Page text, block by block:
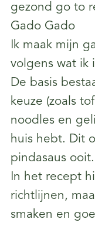
gezond go to
Gado Gado
Ik maak mijn
volgens wat ik
De basis
keuze (zoals
noodles en
huis hebt. Dit
pindasaus ooit.
In het recept
richtlijnen,
smaken en